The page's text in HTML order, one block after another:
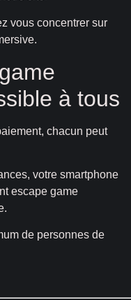
vous concentrer sur
à tous
chacun peut
votre smartphone
escape game
de personnes de